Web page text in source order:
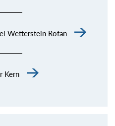
Wetterstein Rofan
Kern